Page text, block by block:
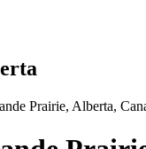
Prairie, Alberta,